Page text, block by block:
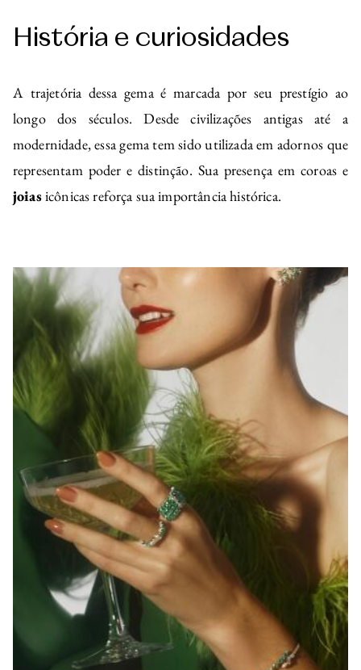
História e curiosidades
A trajetória dessa gema é marcada por seu prestígio ao
longo dos séculos. Desde civilizações antigas até a
modernidade, essa gema tem sido utilizada em adornos que
representam poder e distinção. Sua presença em coroas e
joiasicônicas reforça sua importância histórica.